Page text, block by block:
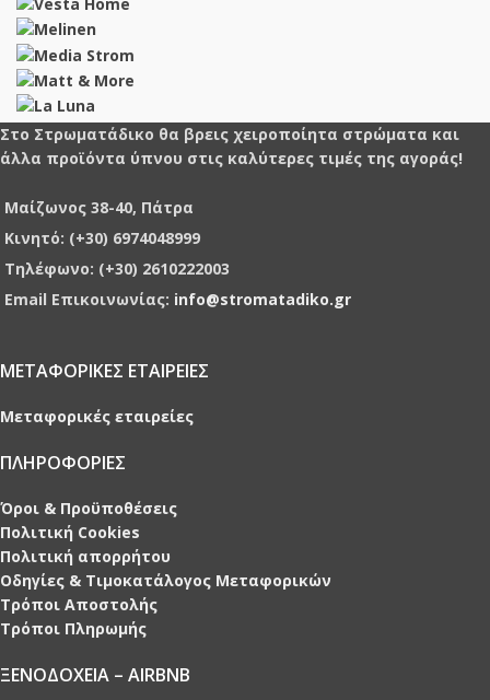
Στο Στρωματάδικο θα βρεις χειροποίητα στρώματα και
άλλα προϊόντα ύπνου στις καλύτερες τιμές της αγοράς!
Μαίζωνος 38-40, Πάτρα
Κινητό: (+30) 6974048999
Τηλέφωνο: (+30) 2610222003
Email Επικοινωνίας: info@stromatadiko.gr
ΜΕΤΑΦΟΡΙΚΕΣ ΕΤΑΙΡΕΙΕΣ
Μεταφορικές εταιρείες
ΠΛΗΡΟΦΟΡΙΕΣ
Όροι & Προϋποθέσεις
Πολιτική Cookies
Πολιτική απορρήτου
Οδηγίες & Τιμοκατάλογος Μεταφορικών
Τρόποι Αποστολής
Τρόποι Πληρωμής
ΞΕΝΟΔΟΧΕΙΑ – AIRBNB